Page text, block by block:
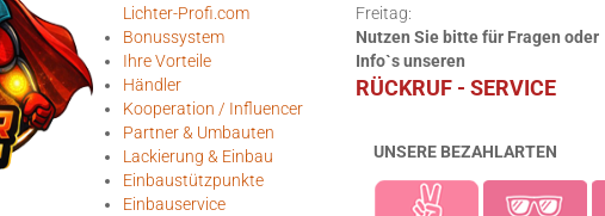
Lichter-Profi.com
Bonussystem
Ihre Vorteile
Händler
Kooperation / Influencer
Partner & Umbauten
Lackierung & Einbau
Einbaustützpunkte
Einbauservice
Freitag:
Nutzen Sie bitte für Fragen oder
Info`s unseren
RÜCKRUF - SERVICE
UNSERE BEZAHLARTEN